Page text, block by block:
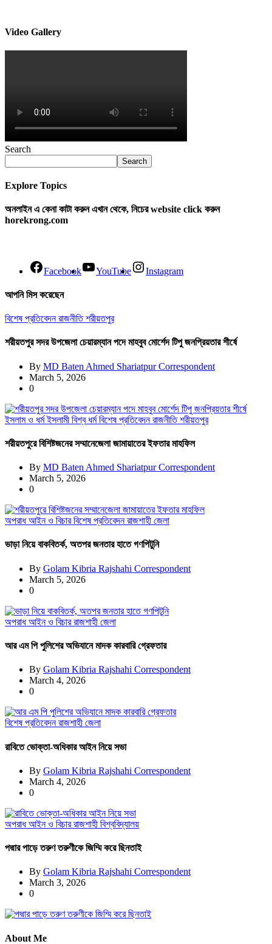
Video Gallery
Search
Search
Explore Topics
অনলাইন এ কেনা কাটা করুন এখান থেকে, নিচের website click করুন
horekrong.com
Facebook YouTube Instagram
আপনি মিস করেছেন
বিশেষ প্রতিবেদনরাজনীতিশরীয়তপুর
শরীয়তপুর সদর উপজেলা চেয়ারম্যান পদে মাহবুব মোর্শেদ টিপু জনপ্রিয়তার শীর্ষে
By MD Baten Ahmed Shariatpur Correspondent
March 5, 2026
0
ইসলাম ও ধর্মইসলামী বিশ্ব ধর্মবিশেষ প্রতিবেদনরাজনীতিশরীয়তপুর
শরীয়তপুরে বিশিষ্টজনের সম্মানেজেলা জামায়াতের ইফতার মাহফিল
By MD Baten Ahmed Shariatpur Correspondent
March 5, 2026
0
অপরাধআইন ও বিচারবিশেষ প্রতিবেদনরাজশাহী জেলা
ভাড়া নিয়ে বাকবিতর্ক, অতপর জনতার হাতে গণপিটুনি
By Golam Kibria Rajshahi Correspondent
March 5, 2026
0
অপরাধআইন ও বিচাররাজশাহী জেলা
আর এম পি পুলিশের অভিযানে মাদক কারবারি গ্রেফতার
By Golam Kibria Rajshahi Correspondent
March 4, 2026
0
বিশেষ প্রতিবেদনরাজশাহী জেলা
রাবিতে ভোক্তা-অধিকার আইন নিয়ে সভা
By Golam Kibria Rajshahi Correspondent
March 4, 2026
0
অপরাধআইন ও বিচাররাজশাহী বিশ্ববিদ্যালয়
পদ্মার পাড়ে তরুণ তরুণীকে জিম্মি করে ছিনতাই
By Golam Kibria Rajshahi Correspondent
March 3, 2026
0
About Me